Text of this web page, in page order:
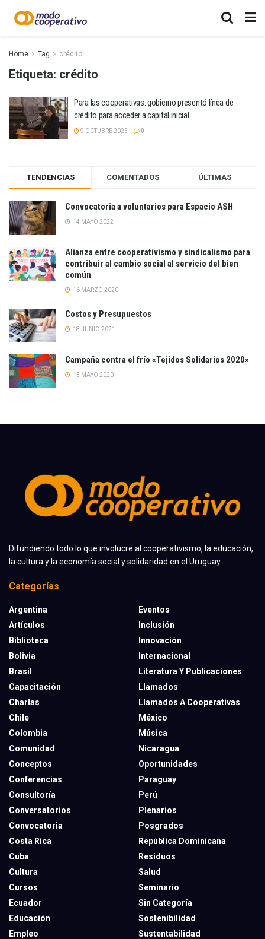
Home Tag crédito
Etiqueta: crédito
Para las cooperativas: gobierno presentó línea de
crédito para acceder a capital inicial
9 OCTUBRE 2025 0
TENDENCIAS COMENTADOS ÚLTIMAS
Convocatoria a voluntarios para Espacio ASH
14 MAYO 2022
Alianza entre cooperativismo y sindicalismo para
contribuir al cambio social al servicio del bien
común
16 MARZO 2020
Costos y Presupuestos
18 JUNIO 2021
Campaña contra el frío «Tejidos Solidarios 2020»
13 MAYO 2020
Difundiendo todo lo que involucre al cooperativismo, la educación,
la cultura y la economía social y solidaridad en el Uruguay.
Categorías
Argentina
Artículos
Biblioteca
Bolivia
Brasil
Capacitación
Charlas
Chile
Colombia
Comunidad
Conceptos
Conferencias
Consultoría
Conversatorios
Convocatoria
Costa Rica
Cuba
Cultura
Cursos
Ecuador
Educación
Empleo
Eventos
Inclusión
Innovación
Internacional
Literatura Y Publicaciones
Llamados
Llamados A Cooperativas
México
Música
Nicaragua
Oportunidades
Paraguay
Perú
Plenarios
Posgrados
República Dominicana
Residuos
Salud
Seminario
Sin Categoría
Sostenibilidad
Sustentabilidad